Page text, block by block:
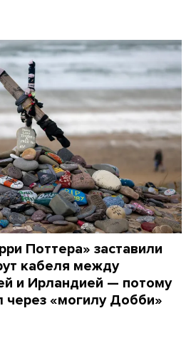
Поттера» заставили
кабеля между
и Ирландией — потому
через «могилу Добби»